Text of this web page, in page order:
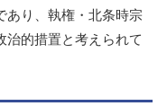
あり、執権・北条時宗
治的措置と考えられて